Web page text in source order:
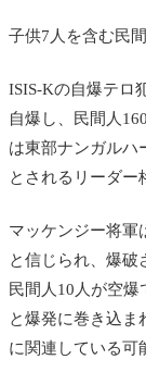
子供7人を含む民
ISIS-Kの自爆テロ
自爆し、民間人
は東部ナンガルハ
とされるリーダー
マッケンジー将軍
と信じられ、爆破
民間人10人が空
と爆発に巻き込ま
に関連している可